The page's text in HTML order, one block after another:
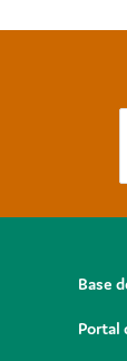
Base
Portal